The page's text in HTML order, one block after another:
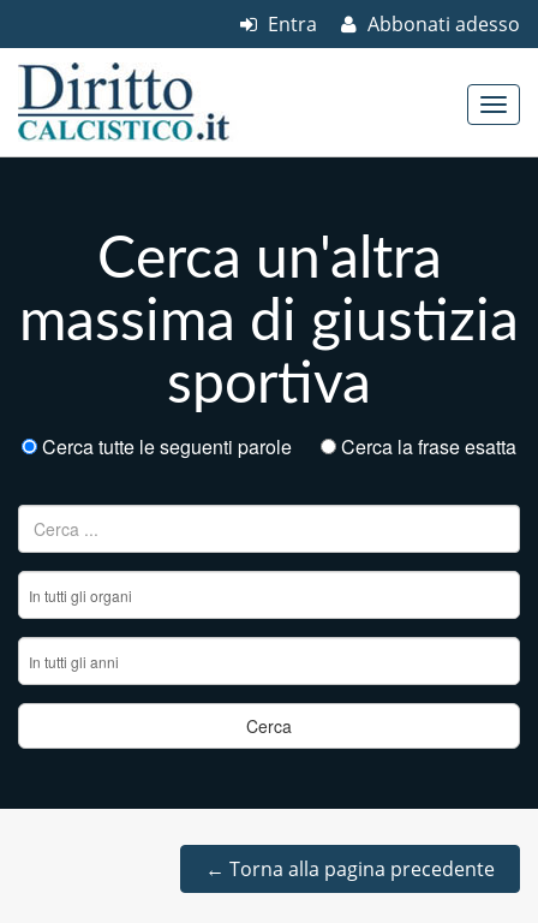
Abbonati adesso
Entra
Cerca un'altra
massima di giustizia
sportiva
Cerca tutte le seguenti parole Cerca la frase esatta
Ricerca per:
← Torna alla pagina precedente